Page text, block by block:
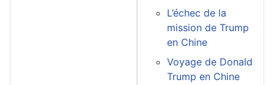
L’échec de la
mission de Trump
en Chine
Voyage de Donald
Trump en Chine